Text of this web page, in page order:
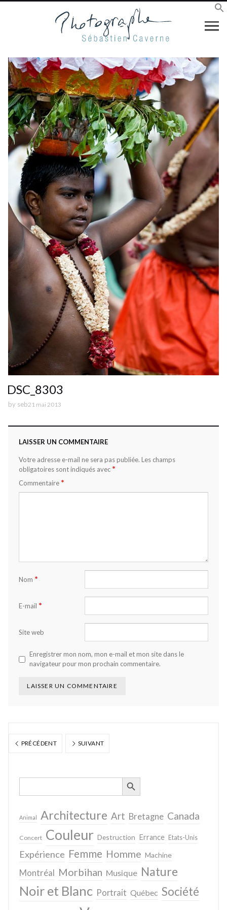
DSC_8303
by seb21 mai 2013
LAISSER UN COMMENTAIRE
Votre adresse e-mail ne sera pas publiée. Les champs
obligatoires sont indiqués avec *
Commentaire *
Nom *
E-mail *
Site web
Enregistrer mon nom, mon e-mail et mon site dans le
navigateur pour mon prochain commentaire.
PRÉCÉDENT SUIVANT
Search
SEARCH BUTTON
Animal Architecture Art Bretagne Canada
Concert Couleur Destruction Errance Etats-Unis
Expérience Femme Homme Machine
Montréal Morbihan Musique Nature
Noir et Blanc Portrait Québec Société